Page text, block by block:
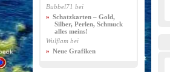
Bubbel71 bei
Schatzkarten – Gold,
Silber, Perlen, Schmuck
alles meins!
Wulflam bei
Neue Grafiken